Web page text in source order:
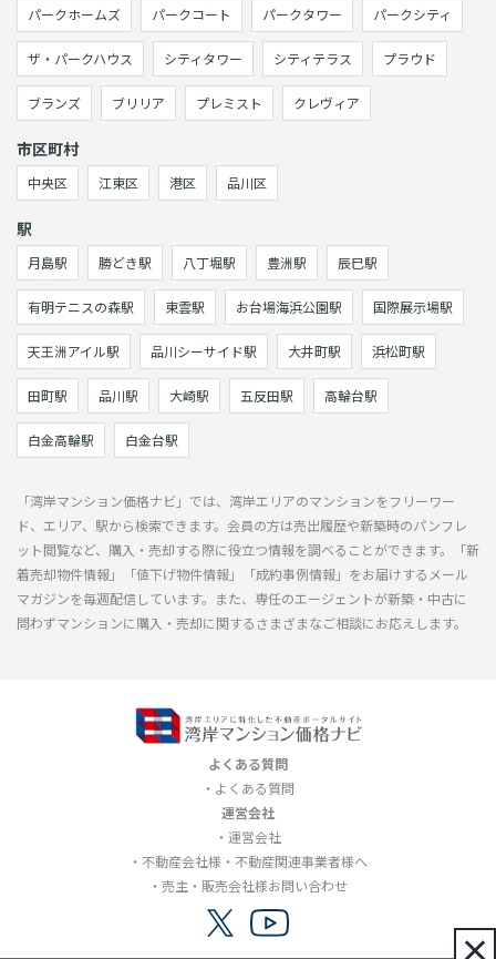
×
パークホームズ パークコート パークタワー パークシティ
ザ・パークハウス シティタワー シティテラス プラウド
ブランズ ブリリア プレミスト クレヴィア
市区町村
中央区 江東区 港区 品川区
駅
月島駅 勝どき駅 八丁堀駅 豊洲駅 辰巳駅
有明テニスの森駅 東雲駅 お台場海浜公園駅 国際展示場駅
天王洲アイル駅 品川シーサイド駅 大井町駅 浜松町駅
田町駅 品川駅 大崎駅 五反田駅 高輪台駅
白金高輪駅 白金台駅
「湾岸マンション価格ナビ」では、湾岸エリアのマンションをフリーワー
ド、エリア、駅から検索できます。会員の方は売出履歴や新築時のパンフレ
ット閲覧など、購入・売却する際に役立つ情報を調べることができます。「新
着売却物件情報」「値下げ物件情報」「成約事例情報」をお届けするメール
マガジンを毎週配信しています。また、専任のエージェントが新築・中古に
問わずマンションに購入・売却に関するさまざまなご相談にお応えします。
よくある質問
よくある質問
運営会社
運営会社
不動産会社様・不動産関連事業者様へ
売主・販売会社様お問い合わせ